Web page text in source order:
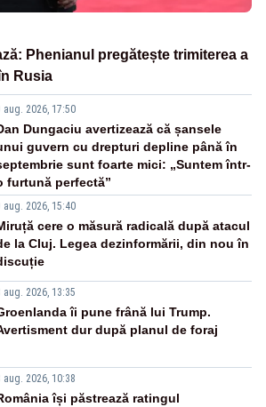
Phenianul pregătește trimiterea a
Rusia
aug. 2026, 17:50
Dungaciu avertizează că șansele
guvern cu drepturi depline până în
sunt foarte mici: „Suntem într-
furtună perfectă”
aug. 2026, 15:40
cere o măsură radicală după atacul
la Cluj. Legea dezinformării, din nou în
aug. 2026, 13:35
îi pune frână lui Trump.
dur după planul de foraj
aug. 2026, 10:38
își păstrează ratingul